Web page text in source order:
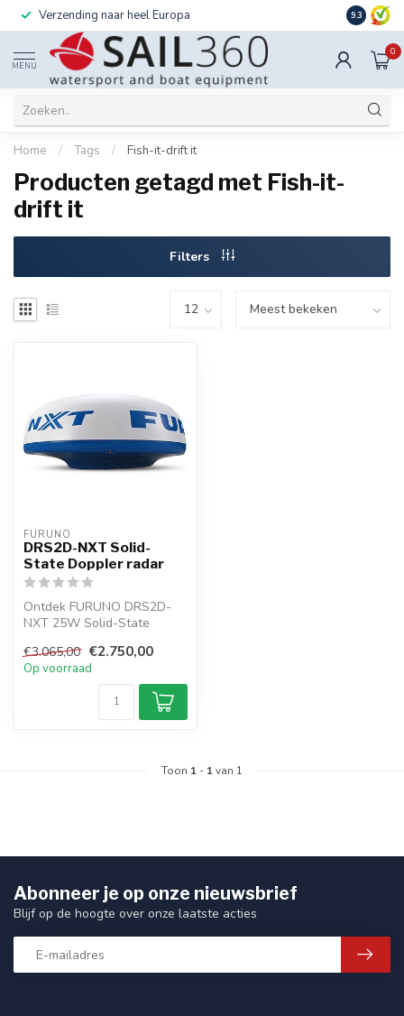
Verzending naar heel Europa Ook
9.3
MENU
0
Home / Tags / Fish-it-drift it
Producten getagd met Fish-it-
drift it
Filters
FURUNO
DRS2D-NXT Solid-
State Doppler radar
Ontdek FURUNO DRS2D-
NXT 25W Solid-State
compacte 19″ radom an...
€3.065,00 €2.750,00
Op voorraad
Toon 1 - 1van 1
Abonneer je op onze nieuwsbrief
Blijf op de hoogte over onze laatste acties